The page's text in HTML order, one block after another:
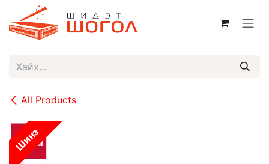
Skip to Content
All Products
Шинэ